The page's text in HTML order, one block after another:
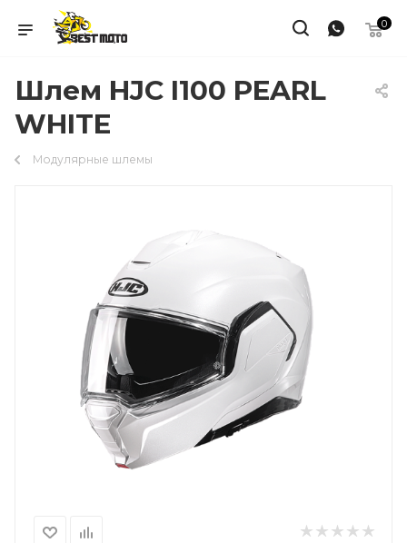
0
Шлем HJC I100 PEARL
WHITE
Модулярные шлемы